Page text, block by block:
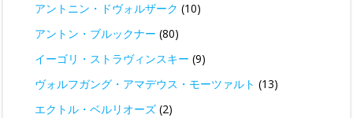
アントニン・ドヴォルザーク (10)
アントン・ブルックナー (80)
イーゴリ・ストラヴィンスキー (9)
ヴォルフガング・アマデウス・モーツァルト (13)
エクトル・ベルリオーズ (2)